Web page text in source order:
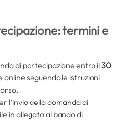
termini e
di partecipazione entro il30
online seguendo le istruzioni
l’invio della domanda di
in allegato al bando di